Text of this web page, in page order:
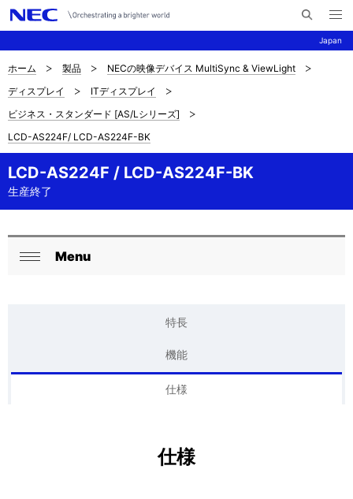
Japan
イ
メ
ニ
ュ
ナ
ビ
ゲ
ー
シ
ョ
サ
イ
ト
の
在
ホーム 製品
NECの映像デバイス MultiSync & ViewLight
ディスプレイ
ITディスプレイ
ビジネス・スタンダード [AS/Lシリーズ]
LCD-AS224F/ LCD-AS224F-BK
LCD-AS224F / LCD-AS224F-BK
生産終了
ロ
ナ
Menu
特長
機能
仕様
仕様